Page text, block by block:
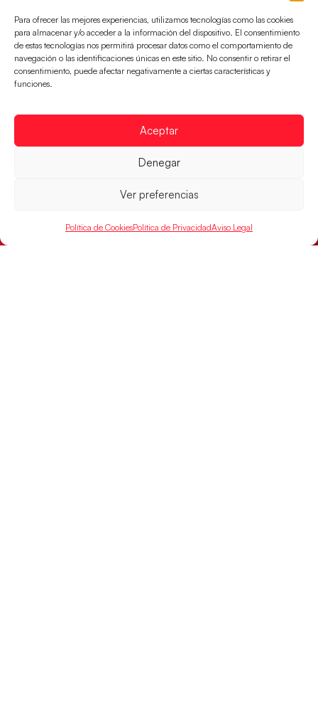
Para ofrecer las mejores experiencias, utilizamos tecnologías como las cookies
para almacenar y/o acceder a la información del dispositivo. El consentimiento
de estas tecnologías nos permitirá procesar datos como el comportamiento de
navegación o las identificaciones únicas en este sitio. No consentir o retirar el
consentimiento, puede afectar negativamente a ciertas características y
funciones.
Aceptar
Denegar
Ver preferencias
Política de CookiesPolítica de PrivacidadAviso Legal
Los Hispanos Juveniles jugarán las
semifinales del EHF EURO 2026
Los pupilos de Javier Márquez se han llevado el
partido de semifinales 29-27 ante Francia y mañana
jugarán las semifinales